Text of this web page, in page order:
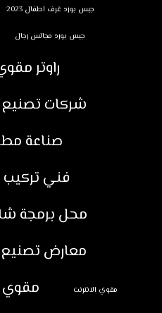
جبس بورد غرف اطفال 2023
جبس بورد مجالس رجال
راوتر
شركات
صناعة
فني تركيب
محل برمجة
معارض
مقوي الانترنت
مقوي